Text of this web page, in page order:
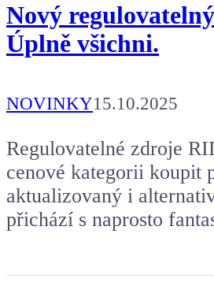
Nový
Úplně všichni.
NOVINKY15.10.2025
Regulovatelné zdroje
cenové kategorii koupit
aktualizovaný i
přichází s naprosto